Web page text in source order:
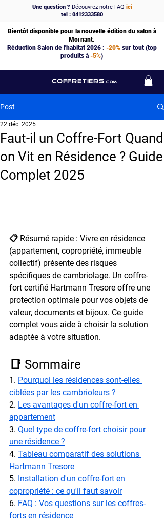
COFFRETIERS .COM
Une question ?Découvrez notre FAQ ici
tel : 0412333580
Bientôt disponible pour la nouvelle édition du salon à
Mornant.
Réduction Salon de l'habitat 2026 : -20%sur tout (top
produits à -5%)
Post
Faut-il un Coffre-Fort Quand
on Vit en Résidence ? Guide
Complet 2025
22 déc. 2025
📋 Résumé rapide : Vivre en résidence
(appartement, copropriété, immeuble
collectif) présente des risques
spécifiques de cambriolage. Un coffre-
fort certifié Hartmann Tresore offre une
protection optimale pour vos objets de
valeur, documents et bijoux. Ce guide
complet vous aide à choisir la solution
adaptée à votre situation.
📑 Sommaire
1. Pourquoi les résidences sont-elles
ciblées par les cambrioleurs ?
2. Les avantages d'un coffre-fort en
appartement
3. Quel type de coffre-fort choisir pour
une résidence ?
4. Tableau comparatif des solutions
Hartmann Tresore
5. Installation d'un coffre-fort en
copropriété : ce qu'il faut savoir
6. FAQ : Vos questions sur les coffres-
forts en résidence